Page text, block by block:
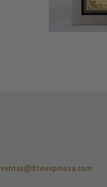
ventas@fitoespinosa.com